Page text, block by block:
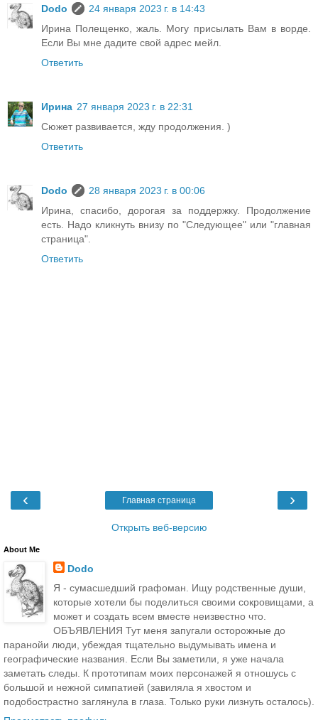
Dodo
24 января 2023 г. в 14:43
Ирина Полещенко, жаль. Могу присылать Вам в ворде.
Если Вы мне дадите свой адрес мейл.
Ответить
Ирина 27 января 2023 г. в 22:31
Сюжет развивается, жду продолжения. )
Ответить
Dodo
28 января 2023 г. в 00:06
Ирина, спасибо, дорогая за поддержку. Продолжение
есть. Надо кликнуть внизу по "Следующее" или "главная
страница".
Ответить
‹ ›
Главная страница
Открыть веб-версию
About Me
Dodo
Я - сумасшедший графоман. Ищу родственные души,
которые хотели бы поделиться своими сокровищами, а
может и создать всем вместе неизвестно что.
ОБЪЯВЛЕНИЯ Тут меня запугали осторожные до
паранойи люди, убеждая тщательно выдумывать имена и
географические названия. Если Вы заметили, я уже начала
заметать следы. К прототипам моих персонажей я отношусь с
большой и нежной симпатией (завиляла я хвостом и
подобострастно заглянула в глаза. Только руки лизнуть осталось).